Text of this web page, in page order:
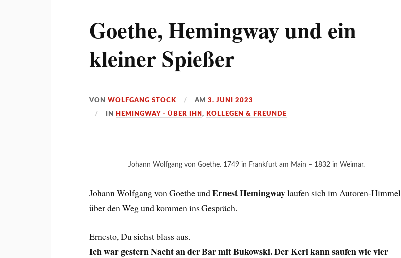
Goethe, Hemingway und ein
kleiner Spießer
VONWOLFGANG STOCK AM3. JUNI 2023
IN HEMINGWAY - ÜBER IHN, KOLLEGEN & FREUNDE
Johann Wolfgang von Goethe. 1749 in Frankfurt am Main – 1832 in Weimar.
Johann Wolfgang von Goethe undErnest Hemingwaylaufen sich im Autoren-Himmel
über den Weg und kommen ins Gespräch.
Ernesto, Du siehst blass aus.
Ich war gestern Nacht an der Bar mit Bukowski. Der Kerl kann saufen wie vier